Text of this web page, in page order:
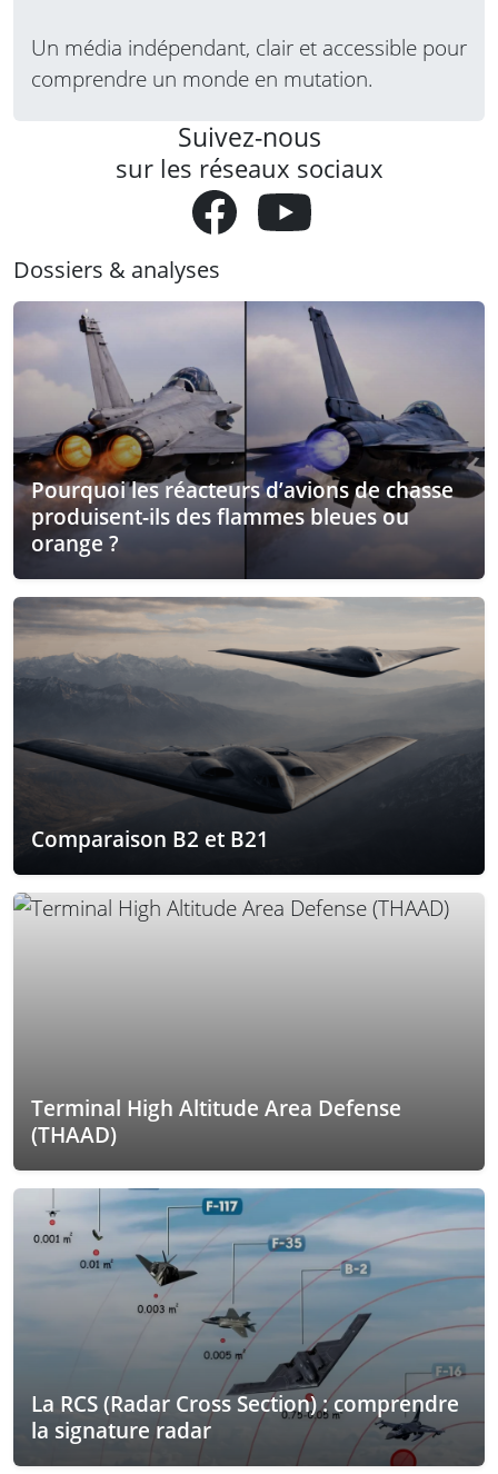
Un média indépendant, clair et accessible pour
comprendre un monde en mutation.
Suivez-nous
sur les réseaux sociaux
Dossiers & analyses
Pourquoi les réacteurs d’avions de chasse
produisent-ils des flammes bleues ou
orange ?
Comparaison B2 et B21
Terminal High Altitude Area Defense
(THAAD)
La RCS (Radar Cross Section) : comprendre
la signature radar